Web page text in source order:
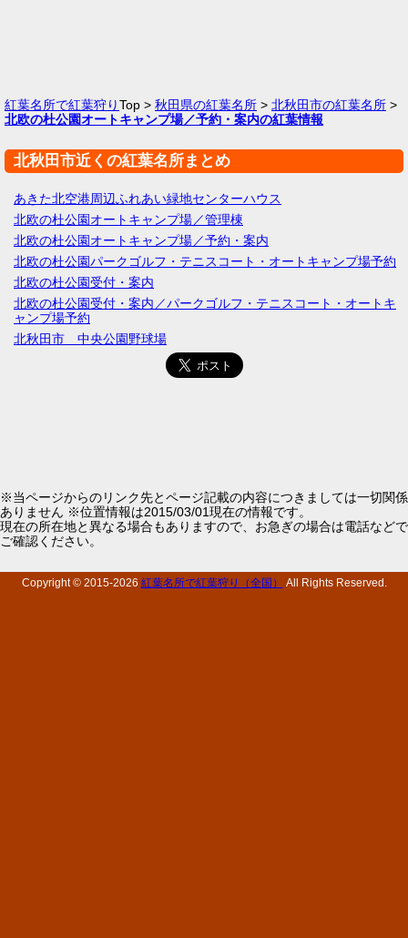
紅葉名所で紅葉狩りTop > 秋田県の紅葉名所 > 北秋田市の紅葉名所 >
北欧の杜公園オートキャンプ場／予約・案内の紅葉情報
北秋田市近くの紅葉名所まとめ
あきた北空港周辺ふれあい緑地センターハウス
北欧の杜公園オートキャンプ場／管理棟
北欧の杜公園オートキャンプ場／予約・案内
北欧の杜公園パークゴルフ・テニスコート・オートキャンプ場予約
北欧の杜公園受付・案内
北欧の杜公園受付・案内／パークゴルフ・テニスコート・オートキ
ャンプ場予約
北秋田市 中央公園野球場
※当ページからのリンク先とページ記載の内容につきましては一切関係
ありません ※位置情報は2015/03/01現在の情報です。
現在の所在地と異なる場合もありますので、お急ぎの場合は電話などで
ご確認ください。
Copyright © 2015-2026 紅葉名所で紅葉狩り（全国） All Rights Reserved.